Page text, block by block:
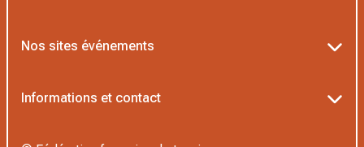
Nos sites événements
Informations et contact